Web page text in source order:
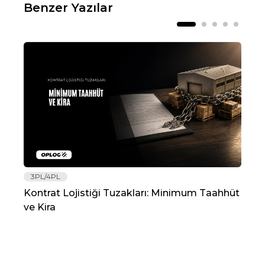
Benzer Yazılar
3PL/4PL
Kontrat Lojistiği Tuzakları: Minimum Taahhüt
ve Kira